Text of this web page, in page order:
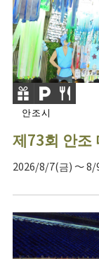
안조시
제73회 안조
2026/8/7(금) ～ 8/